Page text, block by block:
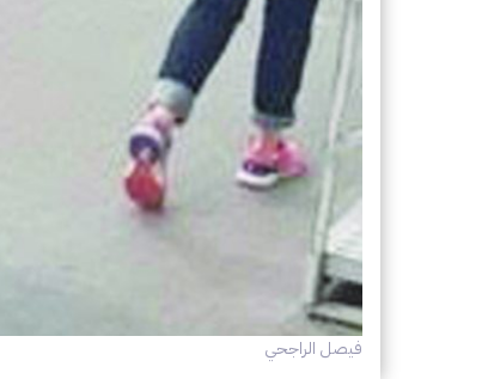
فيصل الراجحي